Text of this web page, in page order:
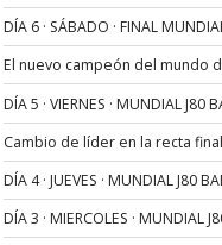
DÍA 6 · SÁBADO · FINAL
El nuevo campeón del mundo
DÍA 5 · VIERNES · MUNDIAL J80
Cambio de líder en la recta
DÍA 4 · JUEVES · MUNDIAL J80
DÍA 3 · MIERCOLES · MUNDIAL